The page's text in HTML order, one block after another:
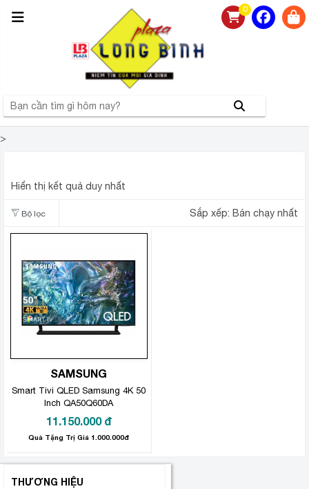
0
>
Hiển thị kết quả duy nhất
Bộ lọc Sắp xếp: Bán chạy nhất
SAMSUNG
Smart Tivi QLED Samsung 4K 50
Inch QA50Q60DA
11.150.000 đ
Quà Tặng Trị Giá 1.000.000đ
THƯƠNG HIỆU